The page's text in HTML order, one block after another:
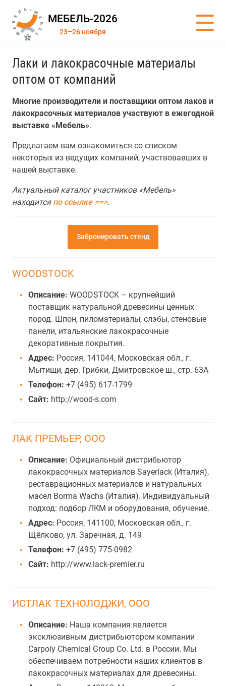
МЕБЕЛЬ-2026
23–26 ноября
Лаки и лакокрасочные материалы
оптом от компаний
Многие производители и поставщики оптом лаков и
лакокрасочных материалов участвуют в ежегодной
выставке «Мебель».
Предлагаем вам ознакомиться со списком
некоторых из ведущих компаний, участвовавших в
нашей выставке.
Актуальный каталог участников «Мебель»
находится по ссылке ==>.
Забронировать стенд
WOODSTOCK
Описание: WOODSTOCK – крупнейший
поставщик натуральной древесины ценных
пород. Шпон, пиломатериалы, слэбы, стеновые
панели, итальянские лакокрасочные
декоративные покрытия.
Адрес: Россия, 141044, Московская обл., г.
Мытищи, дер. Грибки, Дмитровское ш., стр. 63А
Телефон: +7 (495) 617-1799
Сайт: http://wood-s.com
ЛАК ПРЕМЬЕР, ООО
Описание: Официальный дистрибьютор
лакокрасочных материалов Sayerlack (Италия),
реставрационных материалов и натуральных
масел Borma Wachs (Италия). Индивидуальный
подход: подбор ЛКМ и оборудования, обучение.
Адрес: Россия, 141100, Московская обл., г.
Щёлково, ул. Заречная, д. 149
Телефон: +7 (495) 775-0982
Сайт: http://www.lack-premier.ru
ИСТЛАК ТЕХНОЛОДЖИ, ООО
Описание: Наша компания является
эксклюзивным дистрибьютором компании
Carpoly Chemical Group Co. Ltd. в России. Мы
обеспечиваем потребности наших клиентов в
лакокрасочных материалах для древесины.